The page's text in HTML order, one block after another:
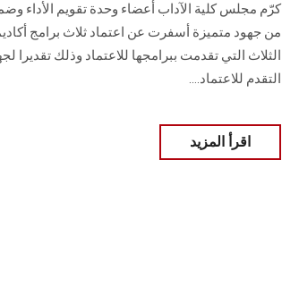
كرّم مجلس كلية الآداب أعضاء وحدة تقويم الأداء
الثلاث التي تقدمت ببرامجها للاعتماد وذلك تقديرا
التقدم للاعتماد....
اقرأ المزيد